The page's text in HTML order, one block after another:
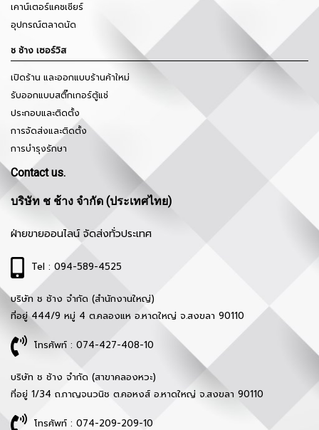
เคาน์เตอร์แคชเชียร์
อุปกรณ์ตลาดนัด
ช ช้าง เซอร์วิส
เปิดร้าน และออกแบบร้านค้าใหม่
รับออกแบบสติ๊กเกอร์ตู้แช่
ประกอบและติดตั้ง
การจัดส่งและติดตั้ง
การบำรุงรักษา
Contact us.
บริษัท ช ช้าง จำกัด (ประเทศไทย)
ฝ่ายขายออนไลน์ จัดส่งทั่วประเทศ
Tel : 094-589-4525
บริษัท ช ช้าง จำกัด (สำนักงานใหญ่)
ที่อยู่ 444/9 หมู่ 4 ต.คลองแห อ.หาดใหญ่ จ.สงขลา 90110
โทรศัพท์ : 074-427-408-10
บริษัท ช ช้าง จำกัด (สาขาคลองหวะ)
ที่อยู่ 1/34 ถ.กาญจนวนิช ต.คอหงส์ อ.หาดใหญ่ จ.สงขลา 90110
โทรศัพท์ : 074-209-209-10